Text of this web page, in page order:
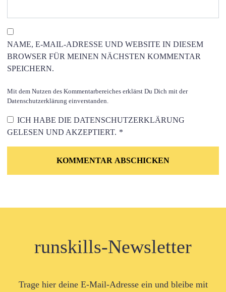
NAME, E-MAIL-ADRESSE UND WEBSITE IN DIESEM
BROWSER FÜR MEINEN NÄCHSTEN KOMMENTAR
SPEICHERN.
Mit dem Nutzen des Kommentarbereiches erklärst Du Dich mit der
Datenschutzerklärung einverstanden.
ICH HABE DIE DATENSCHUTZERKLÄRUNG
GELESEN UND AKZEPTIERT. *
runskills-Newsletter
Trage hier deine E-Mail-Adresse ein und bleibe mit